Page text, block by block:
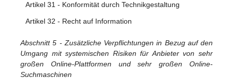
Artikel 31 - Konformität durch Technikgestaltung
Artikel 32 - Recht auf Information
Abschnitt 5 - Zusätzliche Verpflichtungen in Bezug auf den
Umgang mit systemischen Risiken für Anbieter von sehr
großen Online-Plattformen und sehr großen Online-
Suchmaschinen